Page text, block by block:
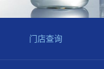
门店查询